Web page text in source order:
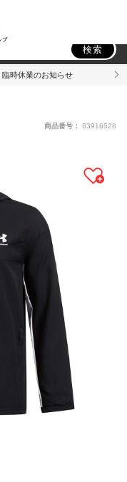
プ
検索
時休業のお知らせ
商品番号： 83916528